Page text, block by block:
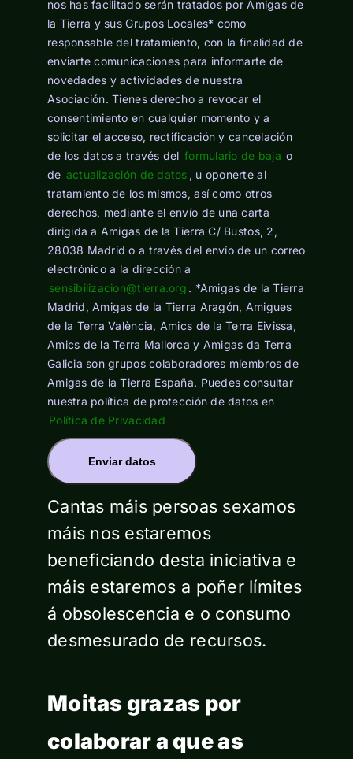
nos has facilitado serán tratados por Amigas de
la Tierra y sus Grupos Locales* como
responsable del tratamiento, con la finalidad de
enviarte comunicaciones para informarte de
novedades y actividades de nuestra
Asociación. Tienes derecho a revocar el
consentimiento en cualquier momento y a
solicitar el acceso, rectificación y cancelación
de los datos a través del formulario de baja o
de actualización de datos , u oponerte al
tratamiento de los mismos, así como otros
derechos, mediante el envío de una carta
dirigida a Amigas de la Tierra C/ Bustos, 2,
28038 Madrid o a través del envío de un correo
electrónico a la dirección a
sensibilizacion@tierra.org . *Amigas de la Tierra
Madrid, Amigas de la Tierra Aragón, Amigues
de la Terra València, Amics de la Terra Eivissa,
Amics de la Terra Mallorca y Amigas da Terra
Galicia son grupos colaboradores miembros de
Amigas de la Tierra España. Puedes consultar
nuestra política de protección de datos en
Política de Privacidad
Enviar datos
Cantas máis persoas sexamos
máis nos estaremos
beneficiando desta iniciativa e
máis estaremos a poñer límites
á obsolescencia e o consumo
desmesurado de recursos.
Moitas grazas por
colaborar a que as